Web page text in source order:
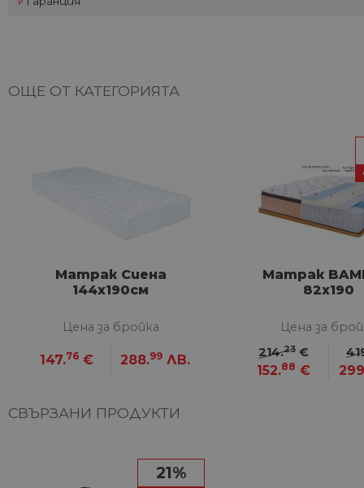
ОЩЕ ОТ КАТЕГОРИЯТА
Матрак Сиена
144х190см
Цена за бройка
147.76 € 288.99 ЛВ.
Матрак
82x190
Цена за
214.23 €
152.88 €
СВЪРЗАНИ ПРОДУКТИ
21%
акаунта. Уебсайтът не
__cf_bm
CookieScriptConsent